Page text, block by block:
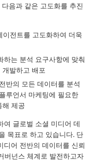
음과 같은 고도화를 추진
전트를 고도화하여 더욱
하는 분석 요구사항에 맞춰
발하고 배포
반의 모든 데이터를 분석
루언서 마케팅에 필요한
해 제공
여 글로벌 소셜 미디어 데
목표로 하고 있습니다. 단
디어 전반의 데이터를 신뢰
버넌스 체계로 발전하고자